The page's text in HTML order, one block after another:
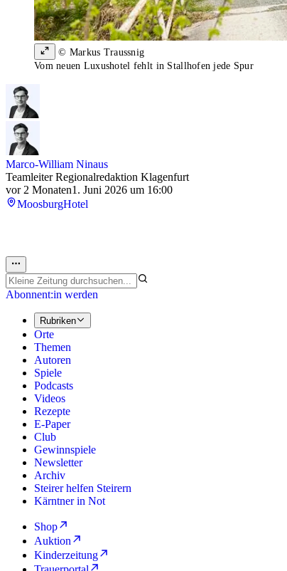
© Markus Traussnig
Vom neuen Luxushotel fehlt in Stallhofen jede Spur
Marco-William Ninaus
Teamleiter Regionalredaktion Klagenfurt
vor 2 Monaten1. Juni 2026 um 16:00
MoosburgHotel
Abonnent:in werden
Rubriken
Orte
Themen
Autoren
Spiele
Podcasts
Videos
Rezepte
E-Paper
Club
Gewinnspiele
Newsletter
Archiv
Steirer helfen Steirern
Kärntner in Not
Shop
Auktion
Kinderzeitung